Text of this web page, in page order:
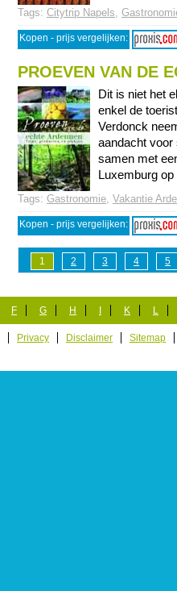
1 2 3 4 5
Tags: Citytrip Napels,
Kopen - prijs vergelijken:
PROEVEN VAN DE
Dit is niet het
enkel de
Verdonck
aandacht voor
samen met
Luxemburg
Tags: Gastronomie, Vakantie
Kopen - prijs vergelijken:
F G H K L
Privacy Disclaimer
Sitemap